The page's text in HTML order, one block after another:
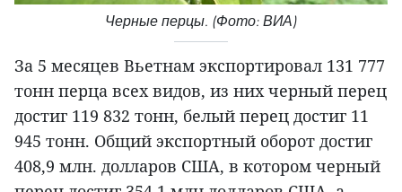
Черные перцы. (Фото: ВИА)
За 5 месяцев Вьетнам экспортировал 131 777
тонн перца всех видов, из них черный перец
достиг 119 832 тонн, белый перец достиг 11
945 тонн. Общий экспортный оборот достиг
408,9 млн. долларов США, в котором черный